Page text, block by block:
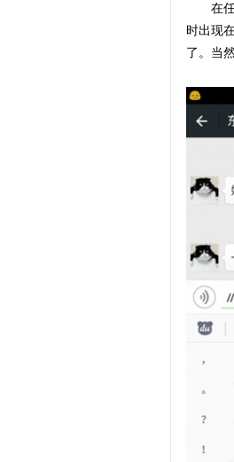
在
时出现
了。当